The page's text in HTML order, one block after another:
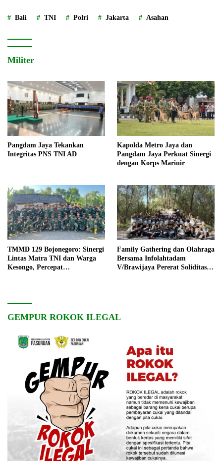
Bali TNI Polri Jakarta Asahan
Militer
Pangdam Jaya Tekankan
Integritas PNS TNI AD
Kapolda Metro Jaya dan
Pangdam Jaya Perkuat Sinergi
dengan Korps Marinir
TMMD 129 Bojonegoro: Sinergi
Lintas Matra TNI dan Warga
Kesongo, Percepat
Family Gathering dan Olahraga
Bersama Infolahtadam
V/Brawijaya Pererat Soliditas
GEMPUR ROKOK ILEGAL